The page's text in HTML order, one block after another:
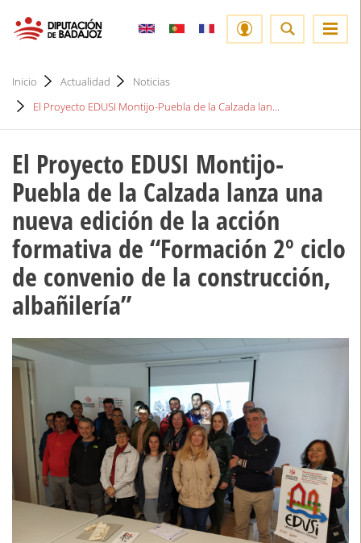
Inicio Actualidad
Noticias
El Proyecto EDUSI Montijo-Puebla de la Calzada lan...
El Proyecto EDUSI Montijo-
Puebla de la Calzada lanza una
nueva edición de la acción
formativa de “Formación 2º ciclo
de convenio de la construcción,
albañilería”